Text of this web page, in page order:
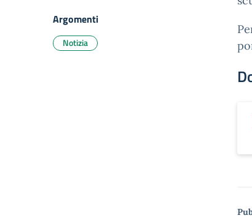
Argomenti
Notizia